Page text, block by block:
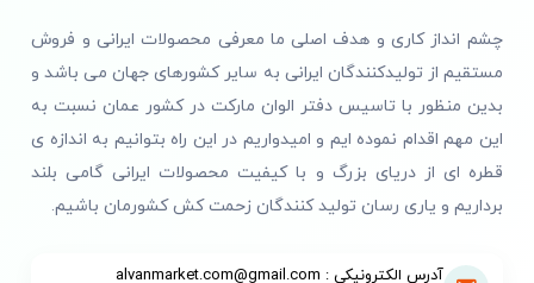
چشم انداز کاری و هدف اصلی ما معرفی محصولات ایرانی و فروش
مستقیم از تولیدکنندگان ایرانی به سایر کشورهای جهان می باشد و
بدین منظور با تاسیس دفتر الوان مارکت در کشور عمان نسبت به
این مهم اقدام نموده ایم و امیدواریم در این راه بتوانیم به اندازه ی
قطره ای از دریای بزرگ و با کیفیت محصولات ایرانی گامی بلند
برداریم و یاری رسان تولید کنندگان زحمت کش کشورمان باشیم.
آدرس الکترونیکی : alvanmarket.com@gmail.com